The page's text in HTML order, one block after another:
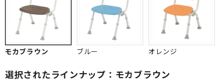
モカブラウン ブルー オレンジ
選択されたラインナップ：モカブラウン